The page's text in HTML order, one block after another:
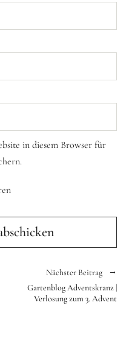
in diesem Browser für
Nächster Beitrag
Gartenblog Adventskranz |
Verlosung zum 3. Advent